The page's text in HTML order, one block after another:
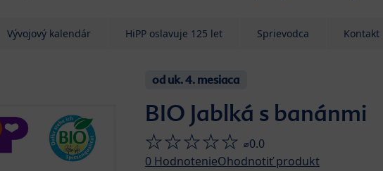
Vývojový kalendár HiPP oslavuje 125 let Sprievodca Kontakt
od uk. 4. mesiaca
BIO Jablká s banánmi
⌀0.0
0 HodnotenieOhodnotiť produkt